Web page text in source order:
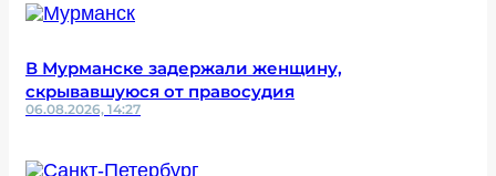
В Мурманске задержали женщину,
скрывавшуюся от правосудия
06.08.2026, 14:27